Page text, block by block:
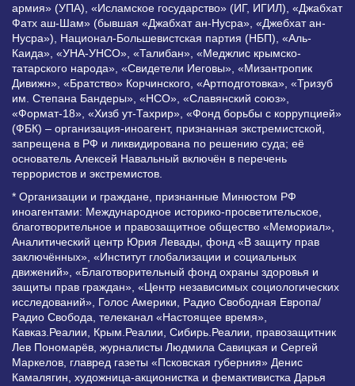
армия» (УПА), «Исламское государство» (ИГ, ИГИЛ), «Джабхат
Фатх аш-Шам» (бывшая «Джабхат ан-Нусра», «Джебхат ан-
Нусра»), Национал-Большевистская партия (НБП), «Аль-
Каида», «УНА-УНСО», «Талибан», «Меджлис крымско-
татарского народа», «Свидетели Иеговы», «Мизантропик
Дивижн», «Братство» Корчинского, «Артподготовка», «Тризуб
им. Степана Бандеры», «НСО», «Славянский союз»,
«Формат-18», «Хизб ут-Тахрир», «Фонд борьбы с коррупцией»
(ФБК) – организация-иноагент, признанная экстремистской,
запрещена в РФ и ликвидирована по решению суда; её
основатель Алексей Навальный включён в перечень
террористов и экстремистов.
* Организации и граждане, признанные Минюстом РФ
иноагентами: Международное историко-просветительское,
благотворительное и правозащитное общество «Мемориал»,
Аналитический центр Юрия Левады, фонд «В защиту прав
заключённых», «Институт глобализации и социальных
движений», «Благотворительный фонд охраны здоровья и
защиты прав граждан», «Центр независимых социологических
исследований», Голос Америки, Радио Свободная Европа/
Радио Свобода, телеканал «Настоящее время»,
Кавказ.Реалии, Крым.Реалии, Сибирь.Реалии, правозащитник
Лев Пономарёв, журналисты Людмила Савицкая и Сергей
Маркелов, главред газеты «Псковская губерния» Денис
Камалягин, художница-акционистка и фемактивистка Дарья